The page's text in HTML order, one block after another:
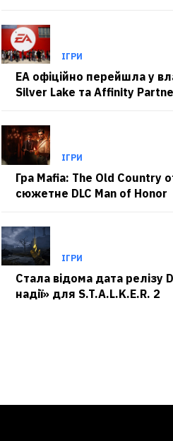
ІГРИ
EA офіційно перейшла у
Silver Lake та Affinity
ІГРИ
Гра Mafia: The Old Country
сюжетне DLC Man of Honor
ІГРИ
Стала відома дата релізу
надії» для S.T.A.L.K.E.R. 2